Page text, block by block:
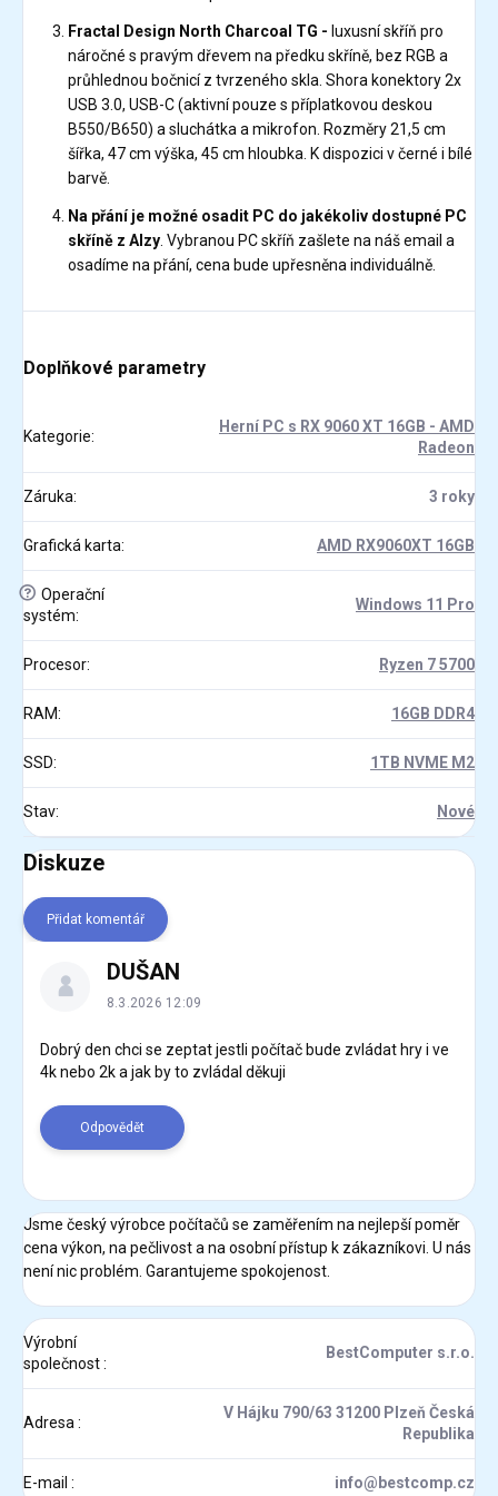
Fractal Design North Charcoal TG - luxusní skříň pro
náročné s pravým dřevem na předku skříně, bez RGB a
průhlednou bočnicí z tvrzeného skla. Shora konektory 2x
USB 3.0, USB-C (aktivní pouze s příplatkovou deskou
B550/B650) a sluchátka a mikrofon. Rozměry 21,5 cm
šířka, 47 cm výška, 45 cm hloubka. K dispozici v černé i bílé
barvě.
Na přání je možné osadit PC do jakékoliv dostupné PC
skříně z Alzy . Vybranou PC skříň zašlete na náš email a
osadíme na přání, cena bude upřesněna individuálně.
Doplňkové parametry
Kategorie:
Herní PC s RX 9060 XT 16GB - AMD
Radeon
Záruka: 3 roky
Grafická karta: AMD RX9060XT 16GB
? Operační
systém:
Windows 11 Pro
Procesor: Ryzen 7 5700
RAM: 16GB DDR4
SSD: 1TB NVME M2
Stav: Nové
Diskuze
Přidat komentář
z
í
DUŠAN
8.3.2026 12:09
Dobrý den chci se zeptat jestli počítač bude zvládat hry i ve
4k nebo 2k a jak by to zvládal děkuji
Odpovědět
Jsme český výrobce počítačů se zaměřením na nejlepší poměr
cena výkon, na pečlivost a na osobní přístup k zákazníkovi. U nás
není nic problém. Garantujeme spokojenost.
Výrobní
společnost:
BestComputer s.r.o.
Adresa :
V Hájku 790/63 31200 Plzeň Česká
Republika
E-mail : info@bestcomp.cz